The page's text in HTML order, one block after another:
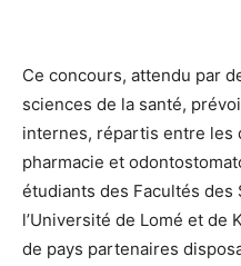
Ce concours, attendu par
sciences de la santé,
internes, répartis entre les
pharmacie et
étudiants des Facultés des
l’Université de Lomé et de
de pays partenaires